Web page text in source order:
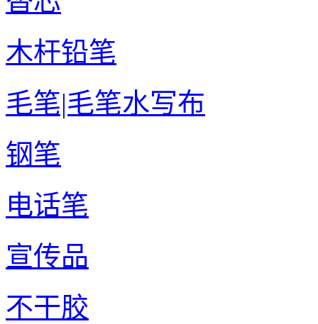
木杆铅笔
毛笔|毛笔水写布
钢笔
电话笔
宣传品
不干胶